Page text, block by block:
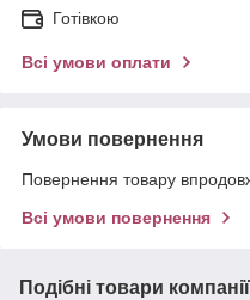
Готівкою
Всі умови оплати
Умови повернення
Повернення товару
Всі умови повернення
Подібні товари компанії